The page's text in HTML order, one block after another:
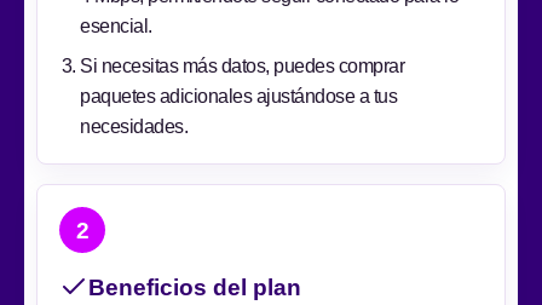
esencial.
Si necesitas más datos, puedes comprar
paquetes adicionales ajustándose a tus
necesidades.
2
Beneficios del plan